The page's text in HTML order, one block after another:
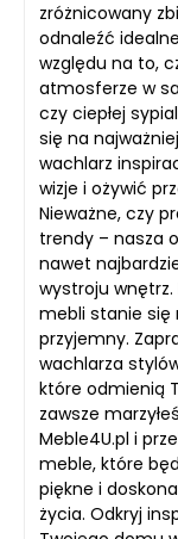
zróżnicowany
odnaleźć
względu na to,
atmosferze w
czy ciepłej
się na
wachlarz
wizje i ożywić
Nieważne, czy
trendy – nasza
nawet
wystroju wnętrz.
mebli stanie się
przyjemny.
wachlarza
które odmienią
zawsze
Meble4U.pl i
meble, które
piękne i
życia. Odkryj